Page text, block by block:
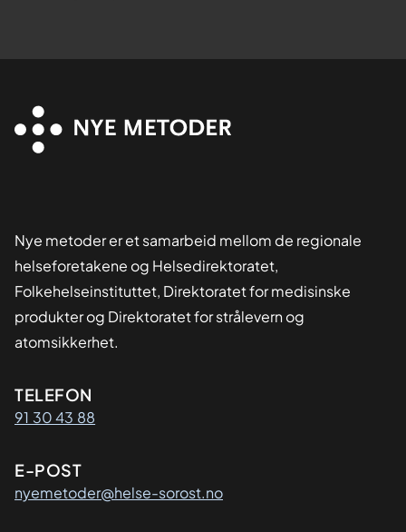
Nye metoder er et samarbeid mellom de regionale
helseforetakene og Helsedirektoratet,
Folkehelseinstituttet, Direktoratet for medisinske
produkter og Direktoratet for strålevern og
atomsikkerhet.
Kontaktinformasjon
TELEFON
91 30 43 88
E-POST
nyemetoder@helse-sorost.no